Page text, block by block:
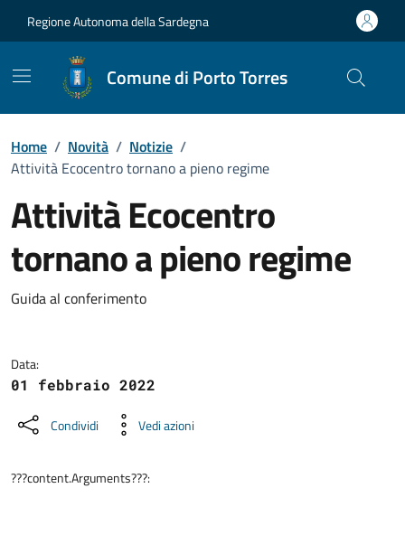
Regione Autonoma della Sardegna
Comune di Porto Torres
Home / Novità / Notizie /
Attività Ecocentro tornano a pieno regime
Attività Ecocentro
tornano a pieno regime
Dettagli della notizia
Guida al conferimento
Data:
01 febbraio 2022
Condividi Vedi azioni
???content.Arguments???: